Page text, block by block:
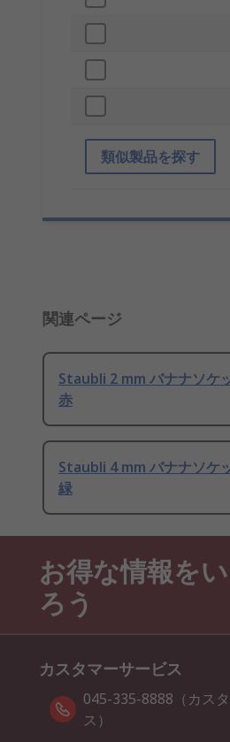
類似製品を探す
関連ページ
Staubli 2 mm バナナソケ
赤
Staubli 4 mm バナナソケ
緑
お得な情報を
ろう
カスタマーサービス
045-335-8888（カス
ス）